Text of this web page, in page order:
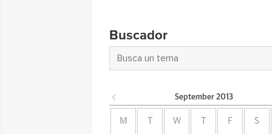
Buscador
September 2013
M W F S